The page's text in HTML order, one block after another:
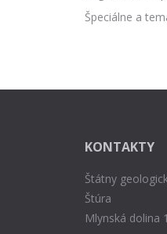
Špeciálne a
KONTAKTY
Štátny
Štúra
Mlynská dolina